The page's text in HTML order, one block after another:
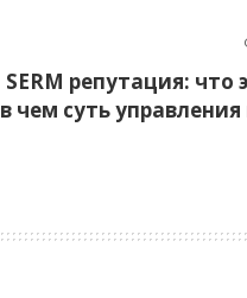
SERM репутация: что
в чем суть